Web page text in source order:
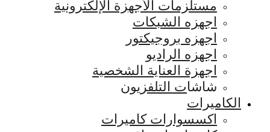
مستلزمات الأجهزة الإلكترونية
اجهزه الشبكات
اجهزه بروجيكتور
اجهزه الراديو
اجهزة العناية الشخصية
شاشات التلفزيون
الكاميرات
اكسسوارات كاميرات